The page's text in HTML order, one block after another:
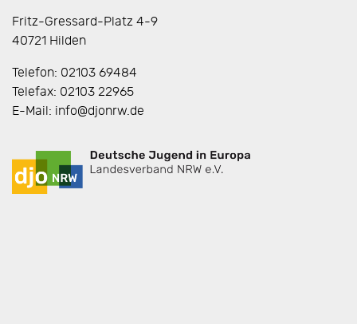
Fritz-Gressard-Platz 4-9
40721 Hilden
Telefon: 02103 69484
Telefax: 02103 22965
E-Mail: info@djonrw.de